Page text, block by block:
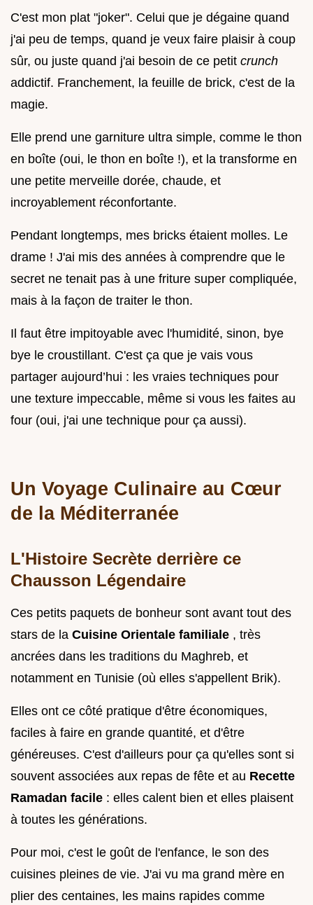
C'est mon plat "joker". Celui que je dégaine quand
j'ai peu de temps, quand je veux faire plaisir à coup
sûr, ou juste quand j'ai besoin de ce petit crunch
addictif. Franchement, la feuille de brick, c'est de la
magie.
Elle prend une garniture ultra simple, comme le thon
en boîte (oui, le thon en boîte !), et la transforme en
une petite merveille dorée, chaude, et
incroyablement réconfortante.
Pendant longtemps, mes bricks étaient molles. Le
drame ! J'ai mis des années à comprendre que le
secret ne tenait pas à une friture super compliquée,
mais à la façon de traiter le thon.
Il faut être impitoyable avec l'humidité, sinon, bye
bye le croustillant. C'est ça que je vais vous
partager aujourd’hui : les vraies techniques pour
une texture impeccable, même si vous les faites au
four (oui, j'ai une technique pour ça aussi).
Un Voyage Culinaire au Cœur
de la Méditerranée
L'Histoire Secrète derrière ce
Chausson Légendaire
Ces petits paquets de bonheur sont avant tout des
stars de la Cuisine Orientale familiale , très
ancrées dans les traditions du Maghreb, et
notamment en Tunisie (où elles s'appellent Brik).
Elles ont ce côté pratique d'être économiques,
faciles à faire en grande quantité, et d'être
généreuses. C'est d'ailleurs pour ça qu'elles sont si
souvent associées aux repas de fête et au Recette
Ramadan facile : elles calent bien et elles plaisent
à toutes les générations.
Pour moi, c'est le goût de l'enfance, le son des
cuisines pleines de vie. J'ai vu ma grand mère en
plier des centaines, les mains rapides comme